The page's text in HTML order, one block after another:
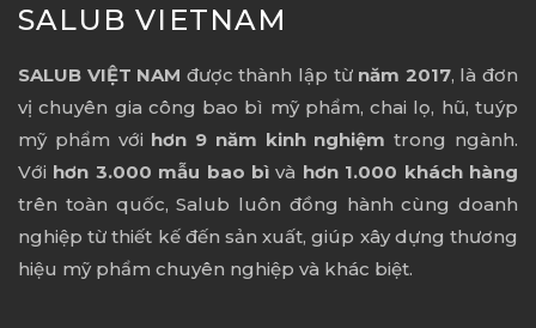
SALUB VIETNAM
SALUB VIỆT NAM được thành lập từ năm 2017, là đơn
vị chuyên gia công bao bì mỹ phẩm, chai lọ, hũ, tuýp
mỹ phẩm với hơn 9 năm kinh nghiệm trong ngành.
Với hơn 3.000 mẫu bao bì và hơn 1.000 khách hàng
trên toàn quốc, Salub luôn đồng hành cùng doanh
nghiệp từ thiết kế đến sản xuất, giúp xây dựng thương
hiệu mỹ phẩm chuyên nghiệp và khác biệt.